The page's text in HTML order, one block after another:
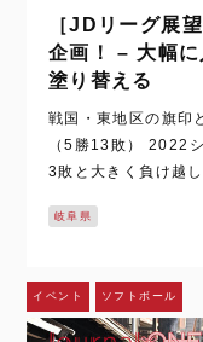
［JDリーグ展
企画！ – 大幅
塗り替える
戦国・東地区の旗印
（5勝13敗） 2022
3敗と大きく負け越
に外国人選手2名…
岐阜県
イベント ソフトボール